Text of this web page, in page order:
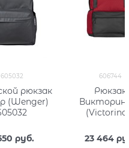
605032
рюкзак
(Wenger)
руб.
606744
Рюкзак
Laptop
15,6'
23 464